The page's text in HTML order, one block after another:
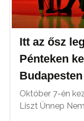
Itt az ősz
Pénteken
Budapesten
Október 7-én
Liszt Ünnep